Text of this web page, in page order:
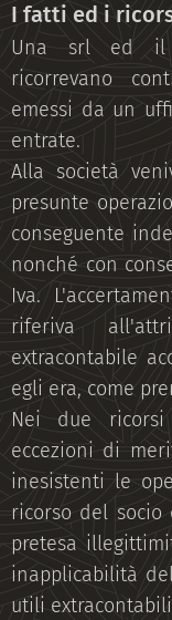
I fatti ed i
Una srl ed il
ricorrevano
emessi da un
entrate.
Alla società
presunte
conseguente
nonché con
Iva.
riferiva
extracontabile
egli era, come
Nei due ricorsi
eccezioni di
inesistenti le
ricorso del
pretesa
inapplicabilità
utili